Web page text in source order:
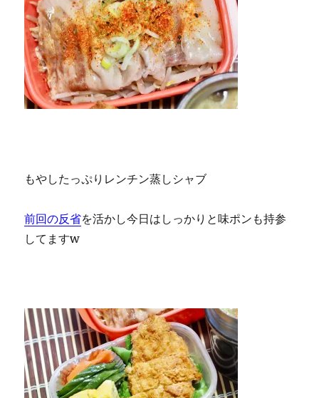
もやしたっぷりレンチン蒸しシャブ
前回の反省を活かし今日はしっかりと味ポンも持参
してますw